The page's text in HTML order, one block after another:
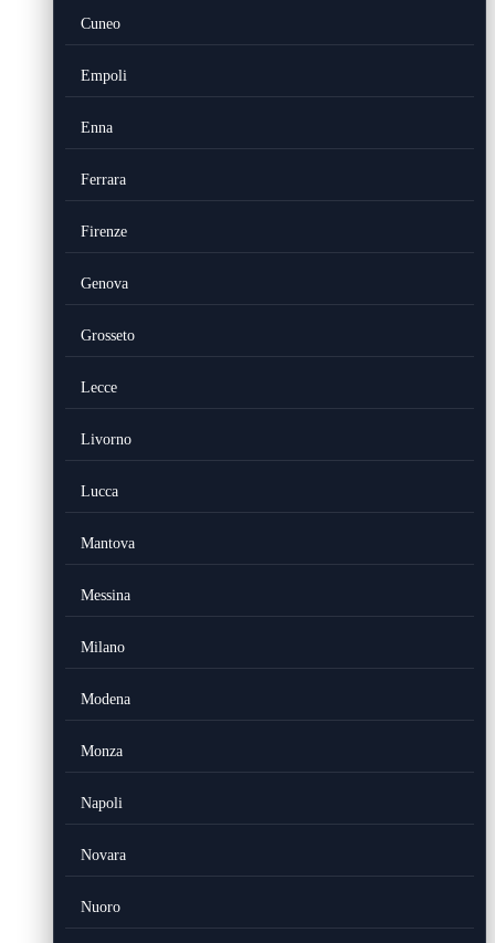
Cuneo
Empoli
Enna
Ferrara
Firenze
Genova
Grosseto
Lecce
Livorno
Lucca
Mantova
Messina
Milano
Modena
Monza
Napoli
Novara
Nuoro